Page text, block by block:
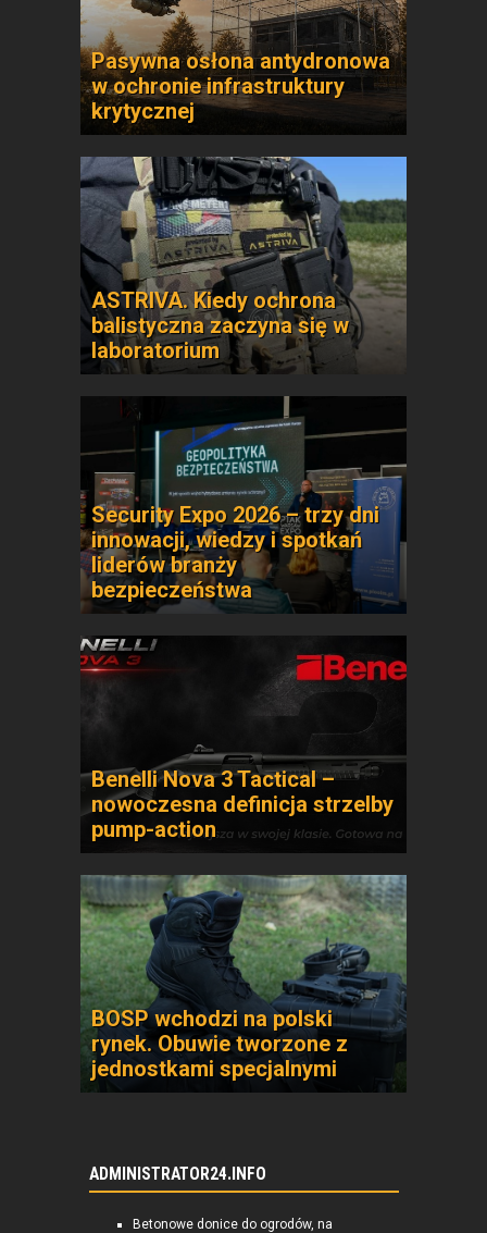
Pasywna osłona antydronowa
w ochronie infrastruktury
krytycznej
ASTRIVA. Kiedy ochrona
balistyczna zaczyna się w
laboratorium
Security Expo 2026 – trzy dni
innowacji, wiedzy i spotkań
liderów branży
bezpieczeństwa
Benelli Nova 3 Tactical –
nowoczesna definicja strzelby
pump-action
BOSP wchodzi na polski
rynek. Obuwie tworzone z
jednostkami specjalnymi
ADMINISTRATOR24.INFO
Betonowe donice do ogrodów, na